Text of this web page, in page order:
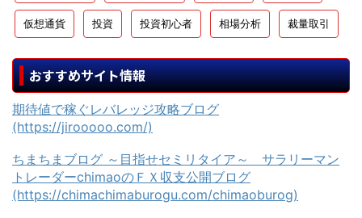
仮想通貨 投資 投資初心者 相場分析 裁量取引
おすすめサイト情報
期待値で稼ぐレバレッジ攻略ブログ
(https://jirooooo.com/)
ちまちまブログ ～目指せセミリタイア～ サラリーマン
トレーダーchimaoのＦＸ収支公開ブログ
(https://chimachimaburogu.com/chimaoburog)